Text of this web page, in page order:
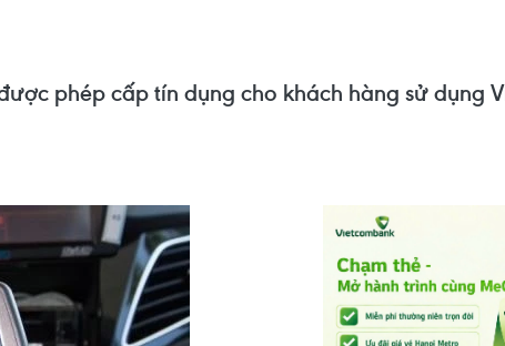
phép cấp tín dụng cho khách hàng sử dụng